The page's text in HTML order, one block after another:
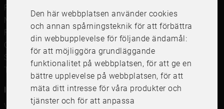
Den här webbplatsen använder cookies
och annan spårningsteknik för att förbättra
din webbupplevelse för följande ändamål:
för att möjliggöra grundläggande
funktionalitet på webbplatsen, för att ge en
bättre upplevelse på webbplatsen,för att
mäta ditt intresse för våra produkter och
tjänster och för att anpassa
Posters
Måttbeställd passepartout
Framkalla bilder
Canvastavla
Studentskylt och studentplakat
Tavelkrok
Information
Våra butiker